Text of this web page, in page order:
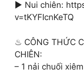
► Nui chiên:
v=tKYFIcnKeTQ
♨ CÔNG THỨC
CHIÊN:
– 1 nải chuối xiêm